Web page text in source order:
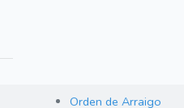
Orden de Arraigo